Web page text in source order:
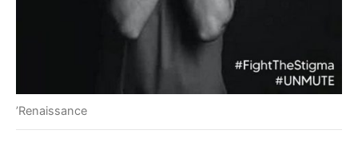
’Renaissance